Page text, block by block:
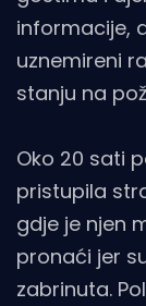
informacije,
uznemireni
stanju na
Oko 20 sati
pristupila
gdje je njen
pronaći jer
zabrinuta.